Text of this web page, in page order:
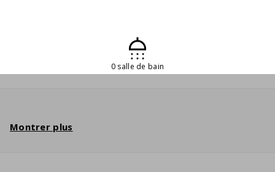
0 salle de bain
Montrer plus